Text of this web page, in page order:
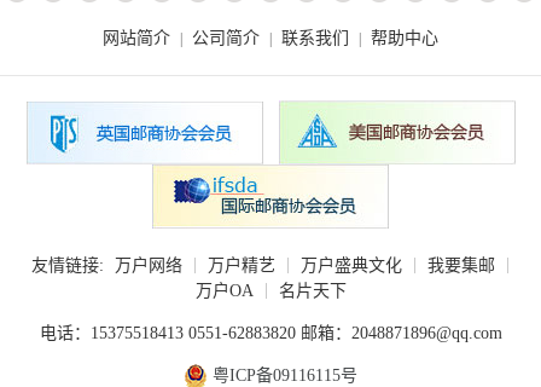
网站简介 公司简介 联系我们 帮助中心
友情链接: 万户网络 万户精艺 万户盛典文化 我要集邮
万户OA
名片天下
电话：15375518413 0551-62883820 邮箱：2048871896@qq.com
粤ICP备09116115号